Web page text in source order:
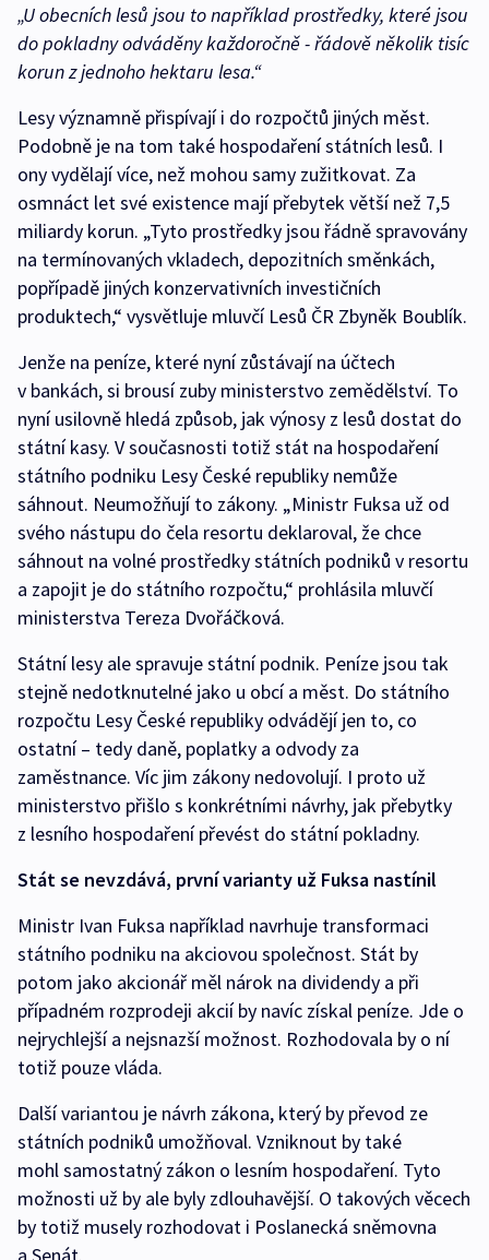
„U obecních lesů jsou to například prostředky, které jsou
do pokladny odváděny každoročně - řádově několik tisíc
korun z jednoho hektaru lesa.“
Lesy významně přispívají i do rozpočtů jiných měst.
Podobně je na tom také hospodaření státních lesů. I
ony vydělají více, než mohou samy zužitkovat. Za
osmnáct let své existence mají přebytek větší než 7,5
miliardy korun. „Tyto prostředky jsou řádně spravovány
na termínovaných vkladech, depozitních směnkách,
popřípadě jiných konzervativních investičních
produktech,“ vysvětluje mluvčí Lesů ČR Zbyněk Boublík.
Jenže na peníze, které nyní zůstávají na účtech
v bankách, si brousí zuby ministerstvo zemědělství. To
nyní usilovně hledá způsob, jak výnosy z lesů dostat do
státní kasy. V současnosti totiž stát na hospodaření
státního podniku Lesy České republiky nemůže
sáhnout. Neumožňují to zákony. „Ministr Fuksa už od
svého nástupu do čela resortu deklaroval, že chce
sáhnout na volné prostředky státních podniků v resortu
a zapojit je do státního rozpočtu,“ prohlásila mluvčí
ministerstva Tereza Dvořáčková.
Státní lesy ale spravuje státní podnik. Peníze jsou tak
stejně nedotknutelné jako u obcí a měst. Do státního
rozpočtu Lesy České republiky odvádějí jen to, co
ostatní – tedy daně, poplatky a odvody za
zaměstnance. Víc jim zákony nedovolují. I proto už
ministerstvo přišlo s konkrétními návrhy, jak přebytky
z lesního hospodaření převést do státní pokladny.
Stát se nevzdává, první varianty už Fuksa nastínil
Ministr Ivan Fuksa například navrhuje transformaci
státního podniku na akciovou společnost. Stát by
potom jako akcionář měl nárok na dividendy a při
případném rozprodeji akcií by navíc získal peníze. Jde o
nejrychlejší a nejsnazší možnost. Rozhodovala by o ní
totiž pouze vláda.
Další variantou je návrh zákona, který by převod ze
státních podniků umožňoval. Vzniknout by také
mohl samostatný zákon o lesním hospodaření. Tyto
možnosti už by ale byly zdlouhavější. O takových věcech
by totiž musely rozhodovat i Poslanecká sněmovna
a Senát.